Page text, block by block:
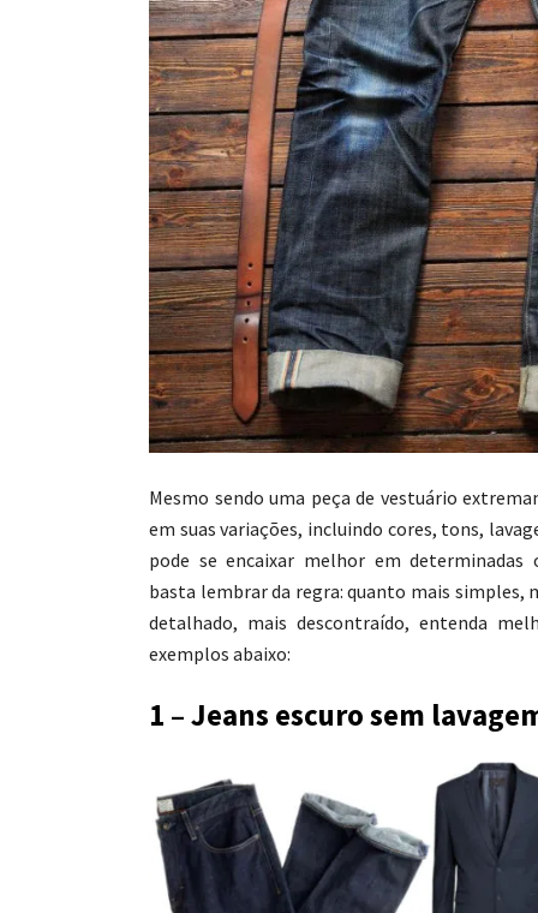
Mesmo sendo uma peça de vestuário
em suas variações, incluindo cores, tons,
pode se encaixar melhor em determinadas
basta lembrar da regra: quanto mais simples,
detalhado, mais descontraído, entenda
exemplos abaixo:
1 – Jeans escuro sem